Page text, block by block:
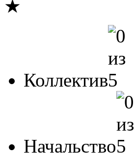
★
Коллектив
Начальство